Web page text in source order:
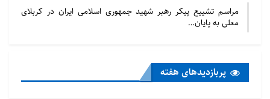
مراسم تشییع پیکر رهبر شهید جمهوری اسلامی ایران در کربلای
معلی به پایان…
پربازدید‌های هفته